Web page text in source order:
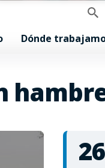
Dónde